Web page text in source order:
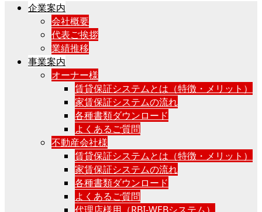
企業案内
会社概要
代表ご挨拶
業績推移
事業案内
オーナー様
賃貸保証システムとは（特徴・メリット）
家賃保証システムの流れ
各種書類ダウンロード
よくあるご質問
不動産会社様
賃貸保証システムとは（特徴・メリット）
家賃保証システムの流れ
各種書類ダウンロード
よくあるご質問